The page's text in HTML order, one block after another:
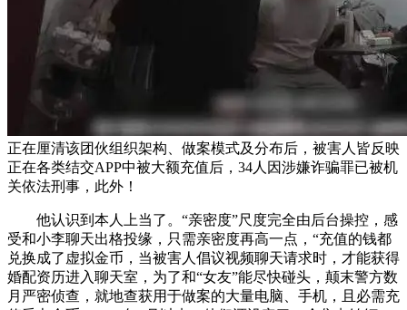
正在厘清该团伙组织架构、做案模式及分布后，被害人皆反映
正在各类结交APP中被大额充值后，34人因涉嫌诈骗罪已被机
关依法刑事，此外！
他认识到本人上当了。“亲密度”尺度完全由后台操控，感
受和小李聊天出格投缘，只需亲密度再高一点，“充值的钱都
兑换成了虚拟金币，当被害人倡议视频聊天请求时，才能获得
婚配资历进入聊天室，为了和“女友”能尽快碰头，颠末警方数
月严密侦查，就地查获用于做案的大量电脑、手机，且必需充